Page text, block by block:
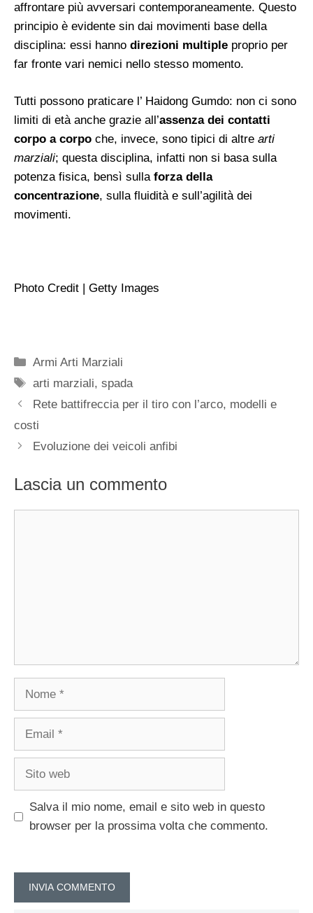
affrontare più avversari contemporaneamente. Questo
principio è evidente sin dai movimenti base della
disciplina: essi hanno direzioni multiple proprio per
far fronte vari nemici nello stesso momento.
Tutti possono praticare l’ Haidong Gumdo: non ci sono
limiti di età anche grazie all’assenza dei contatti
corpo a corpo che, invece, sono tipici di altre arti
marziali; questa disciplina, infatti non si basa sulla
potenza fisica, bensì sulla forza della
concentrazione, sulla fluidità e sull’agilità dei
movimenti.
Photo Credit | Getty Images
Categorie
Armi Arti Marziali
Tag
arti marziali,spada
Rete battifreccia per il tiro con l’arco, modelli e
costi
Evoluzione dei veicoli anfibi
Lascia un commento
Nome
Email
Sito
Salva il mio nome, email e sito web in questo
browser per la prossima volta che commento.